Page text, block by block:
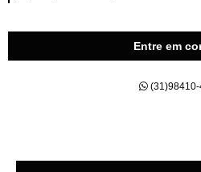
Entre em
(31)98410-